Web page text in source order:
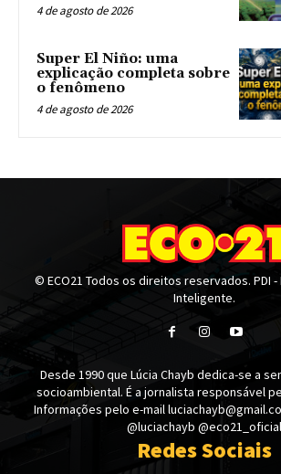
4 de agosto de 2026
Super El Niño: uma
explicação completa sobre
o fenômeno
4 de agosto de 2026
© ECO21 Todos os direitos reservados. PDI
Inteligente.
Desde 1990 que Lúcia Chayb dedica-se a
socioambiental. É a jornalista responsável
Informações pelo e-mail
@luciachayb @eco21_oficial
Redes Sociais